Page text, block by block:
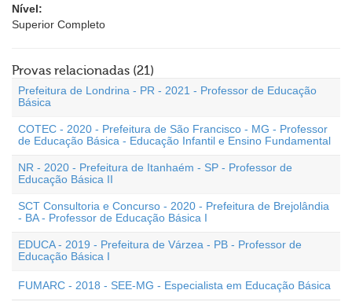
Nível:
Superior Completo
Provas relacionadas (21)
Prefeitura de Londrina - PR - 2021 - Professor de Educação
Básica
COTEC - 2020 - Prefeitura de São Francisco - MG - Professor
de Educação Básica - Educação Infantil e Ensino Fundamental
NR - 2020 - Prefeitura de Itanhaém - SP - Professor de
Educação Básica II
SCT Consultoria e Concurso - 2020 - Prefeitura de Brejolândia
- BA - Professor de Educação Básica I
EDUCA - 2019 - Prefeitura de Várzea - PB - Professor de
Educação Básica I
FUMARC - 2018 - SEE-MG - Especialista em Educação Básica